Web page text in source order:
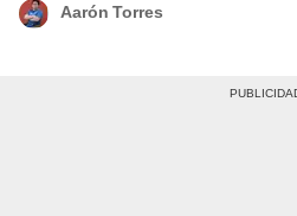
Aarón Torres